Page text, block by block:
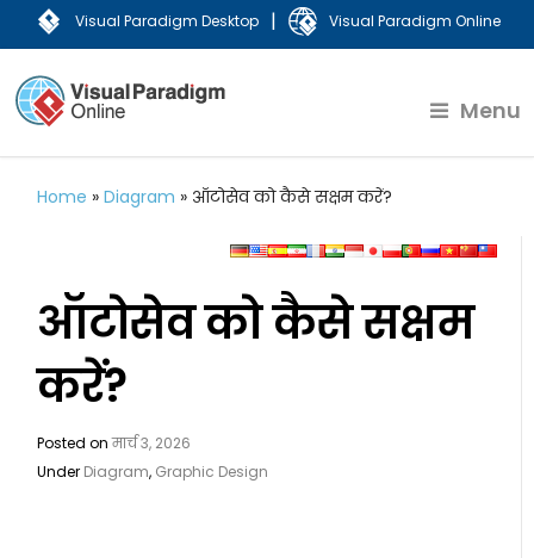
Visual Paradigm Desktop | Visual Paradigm Online
Menu
Home »Diagram » ऑटोसेव को कैसे सक्षम करें?
ऑटोसेव को कैसे सक्षम
करें?
Posted onमार्च 3, 2026
Under Diagram, Graphic Design